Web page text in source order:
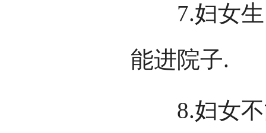
7.妇女生
能进院子.
8.妇女不